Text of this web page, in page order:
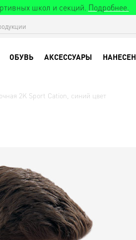
школ и секций. Подробнее.
ОБУВЬ АКСЕССУАРЫ
2K Sport Cation, синий цвет